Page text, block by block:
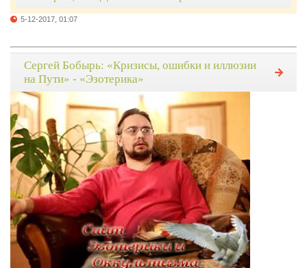
5-12-2017, 01:07
Сергей Бобырь: «Кризисы, ошибки и иллюзии
на Пути» - «Эзотерика»